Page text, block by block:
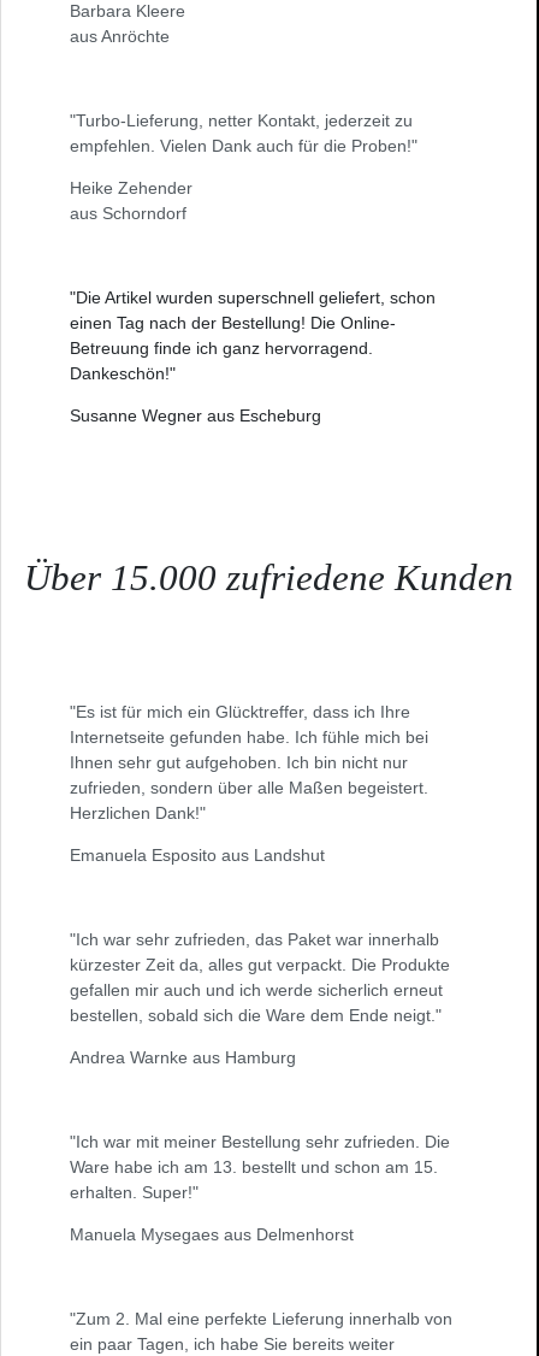
Barbara Kleere
aus Anröchte
"Turbo-Lieferung, netter Kontakt, jederzeit zu
empfehlen. Vielen Dank auch für die Proben!"
Heike Zehender
aus Schorndorf
"Die Artikel wurden superschnell geliefert, schon
einen Tag nach der Bestellung! Die Online-
Betreuung finde ich ganz hervorragend.
Dankeschön!"
Susanne Wegner aus Escheburg
Über 15.000 zufriedene Kunden
"Es ist für mich ein Glücktreffer, dass ich Ihre
Internetseite gefunden habe. Ich fühle mich bei
Ihnen sehr gut aufgehoben. Ich bin nicht nur
zufrieden, sondern über alle Maßen begeistert.
Herzlichen Dank!"
Emanuela Esposito aus Landshut
"Ich war sehr zufrieden, das Paket war innerhalb
kürzester Zeit da, alles gut verpackt. Die Produkte
gefallen mir auch und ich werde sicherlich erneut
bestellen, sobald sich die Ware dem Ende neigt."
Andrea Warnke aus Hamburg
"Ich war mit meiner Bestellung sehr zufrieden. Die
Ware habe ich am 13. bestellt und schon am 15.
erhalten. Super!"
Manuela Mysegaes aus Delmenhorst
"Zum 2. Mal eine perfekte Lieferung innerhalb von
ein paar Tagen, ich habe Sie bereits weiter